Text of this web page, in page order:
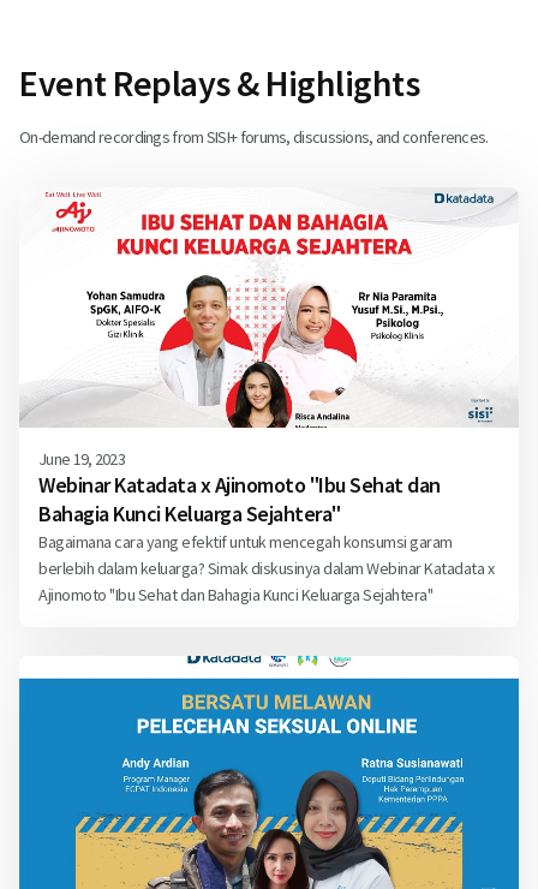
Event Replays & Highlights
On-demand recordings from SISI+ forums, discussions, and conferences.
June 19, 2023
Webinar Katadata x Ajinomoto "Ibu Sehat dan
Bahagia Kunci Keluarga Sejahtera"
Bagaimana cara yang efektif untuk mencegah konsumsi garam
berlebih dalam keluarga? Simak diskusinya dalam Webinar Katadata x
Ajinomoto "Ibu Sehat dan Bahagia Kunci Keluarga Sejahtera"